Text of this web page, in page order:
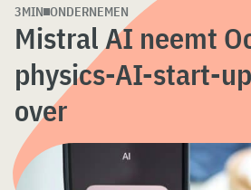
3MIN ONDERNEMEN
Mistral AI neemt
physics-AI-start-
over